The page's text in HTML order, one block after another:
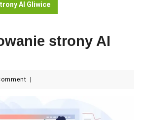
AI Gliwice
strony AI